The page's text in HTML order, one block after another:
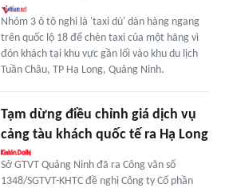
Nhóm 3 ô tô nghi là 'taxi dù' dàn hàng ngang
trên quốc lộ 18 để chèn taxi của một hãng vì
đón khách tại khu vực gần lối vào khu du lịch
Tuần Châu, TP Hạ Long, Quảng Ninh.
Tạm dừng điều chỉnh giá dịch vụ
cảng tàu khách quốc tế ra Hạ Long
Sở GTVT Quảng Ninh đã ra Công văn số
1348/SGTVT-KHTC đề nghị Công ty Cổ phần